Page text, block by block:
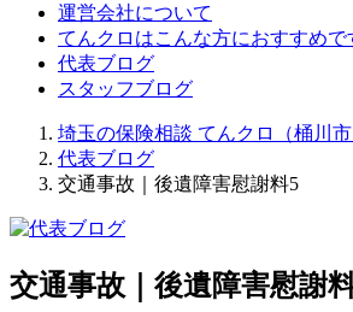
運営会社について
てんクロはこんな方におすすめで
代表ブログ
スタッフブログ
埼玉の保険相談 てんクロ（桶川市
代表ブログ
交通事故｜後遺障害慰謝料5
交通事故｜後遺障害慰謝